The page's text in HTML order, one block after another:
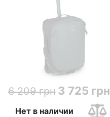
6 209 грн 3 725 грн
Нет в наличии